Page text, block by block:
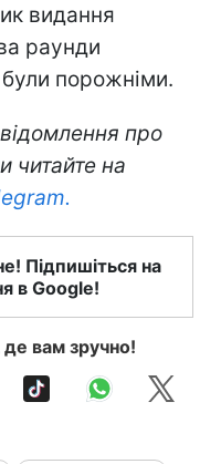
видання
раунди
порожніми.
про
читайте на
Підпишіться на
в Google!
вам зручно!